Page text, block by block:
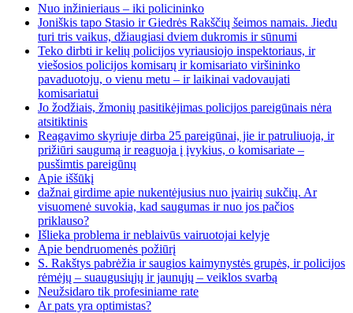
Nuo inžinieriaus – iki policininko
Joniškis tapo Stasio ir Giedrės Rakščių šeimos namais. Jiedu
turi tris vaikus, džiaugiasi dviem dukromis ir sūnumi
Teko dirbti ir kelių policijos vyriausiojo inspektoriaus, ir
viešosios policijos komisarų ir komisariato viršininko
pavaduotoju, o vienu metu – ir laikinai vadovaujati
komisariatui
Jo žodžiais, žmonių pasitikėjimas policijos pareigūnais nėra
atsitiktinis
Reagavimo skyriuje dirba 25 pareigūnai, jie ir patruliuoja, ir
prižiūri saugumą ir reaguoja į įvykius, o komisariate –
pusšimtis pareigūnų
Apie iššūkį
dažnai girdime apie nukentėjusius nuo įvairių sukčių. Ar
visuomenė suvokia, kad saugumas ir nuo jos pačios
priklauso?
Išlieka problema ir neblaivūs vairuotojai kelyje
Apie bendruomenės požiūrį
S. Rakštys pabrėžia ir saugios kaimynystės grupės, ir policijos
rėmėjų – suaugusiųjų ir jaunųjų – veiklos svarbą
Neužsidaro tik profesiniame rate
Ar pats yra optimistas?